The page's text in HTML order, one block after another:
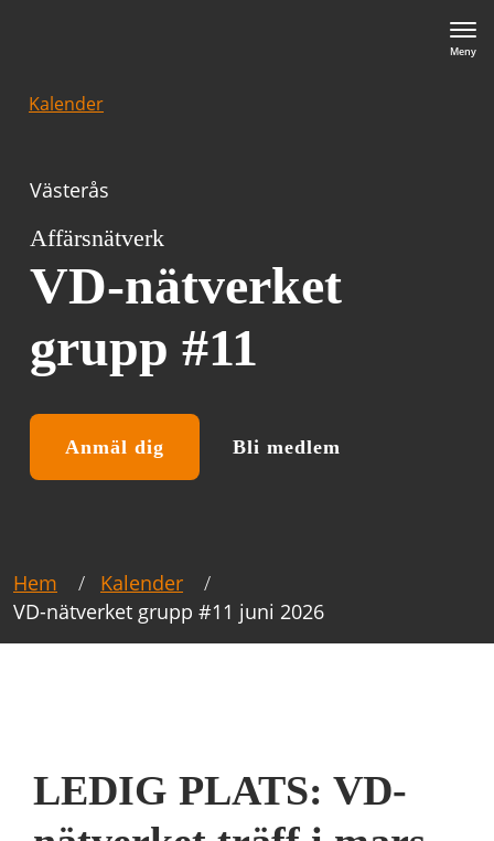
Meny
Kalender
Västerås
Affärsnätverk
VD-nätverket
grupp #11
Anmäl dig Bli medlem
Hem
Kalender
VD-nätverket grupp #11 juni 2026
LEDIG PLATS: VD-